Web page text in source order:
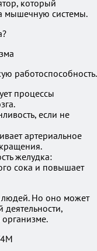
который
мышечную системы.
работоспособность.
процессы
если не
артериальное
желудка:
сока и повышает
людей. Но оно может
деятельности,